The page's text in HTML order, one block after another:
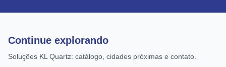
Continue explorando
Soluções KL Quartz: catálogo, cidades próximas e contato.